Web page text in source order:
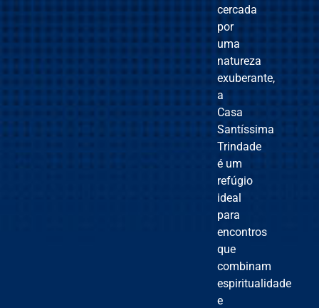
cercada
por
uma
natureza
exuberante,
a
Casa
Santíssima
Trindade
é um
refúgio
ideal
para
encontros
que
combinam
espiritualidade
e